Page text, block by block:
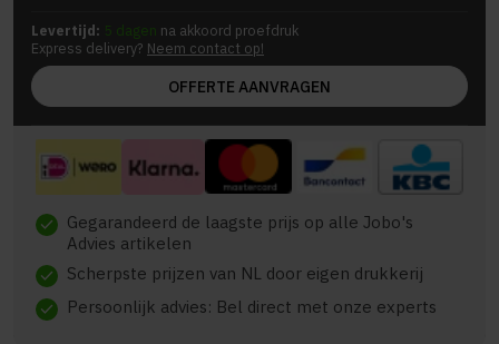
Levertijd: 5 dagen na akkoord proefdruk
Express delivery? Neem contact op!
OFFERTE AANVRAGEN
check Gegarandeerd de laagste prijs op alle Jobo's
Advies artikelen
check Scherpste prijzen van NL door eigen drukkerij
check Persoonlijk advies: Bel direct met onze experts